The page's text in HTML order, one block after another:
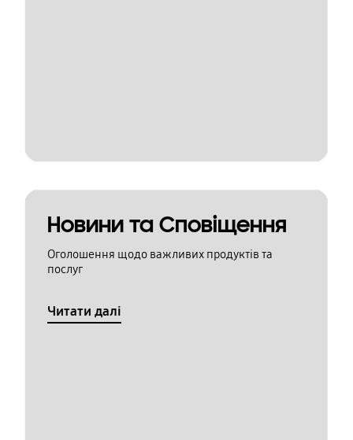
Новини та Сповіщення
Оголошення щодо важливих продуктів та
послуг
Читати далі